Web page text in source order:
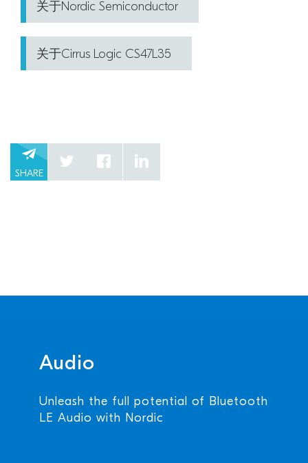
关于Nordic Semiconductor
关于Cirrus Logic CS47L35
SHARE
Audio
Unleash the full potential of Bluetooth
LE Audio with Nordic